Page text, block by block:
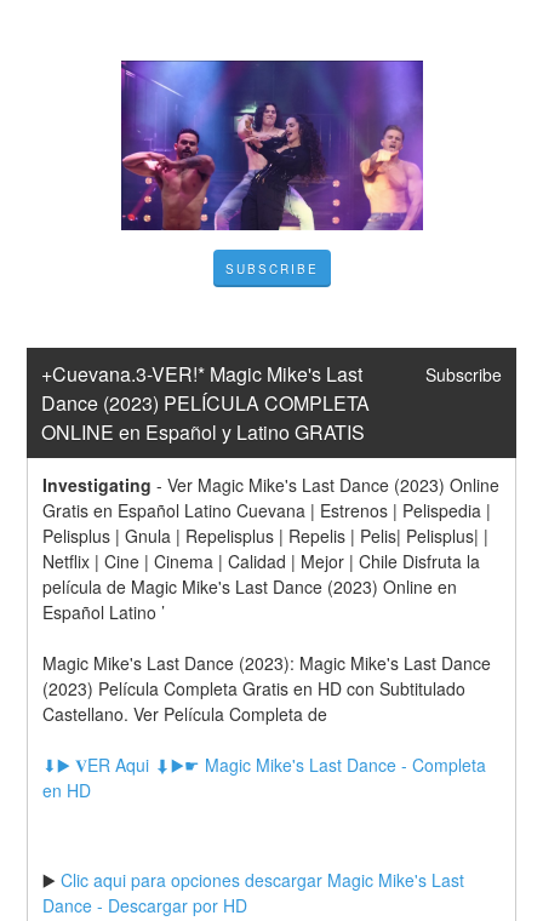
SUBSCRIBE
+Cuevana.3-VER!* Magic Mike's Last
Dance (2023) PELÍCULA COMPLETA
ONLINE en Español y Latino GRATIS
Subscribe
Investigating -Ver Magic Mike's Last Dance (2023) Online
Gratis en Español Latino Cuevana | Estrenos | Pelispedia |
Pelisplus | Gnula | Repelisplus | Repelis | Pelis| Pelisplus| |
Netflix | Cine | Cinema | Calidad | Mejor | Chile Disfruta la
película de Magic Mike's Last Dance (2023) Online en
Español Latino ’
Magic Mike's Last Dance (2023): Magic Mike's Last Dance
(2023) Película Completa Gratis en HD con Subtitulado
Castellano. Ver Película Completa de
⬇▶️ 𝐕ER Aqui ⬇▶️☛ Magic Mike's Last Dance - Completa
en HD
▶️ Clic aqui para opciones descargar Magic Mike's Last
Dance - Descargar por HD